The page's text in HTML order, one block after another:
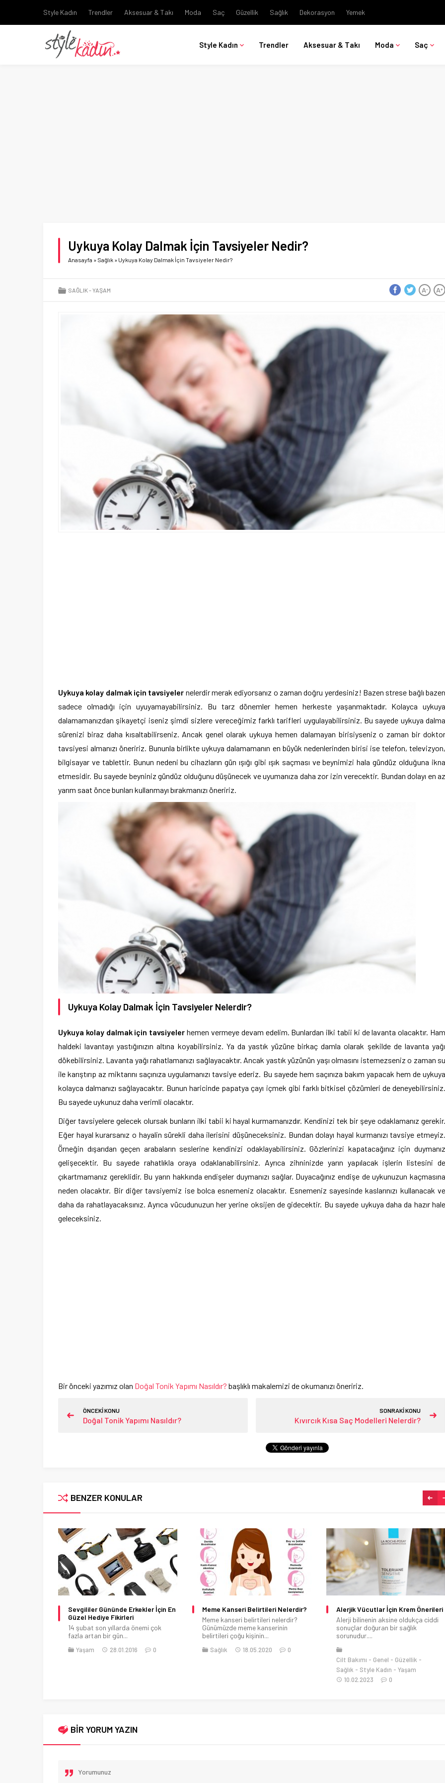
Style Kadın Trendler Aksesuar & Takı Moda Saç Güzellik Sağlık Dekorasyon Yemek
Style Kadın Trendler Aksesuar & Takı Moda Saç
Uykuya Kolay Dalmak İçin Tavsiyeler Nedir?
Anasayfa » Sağlık » Uykuya Kolay Dalmak İçin Tavsiyeler Nedir?
SAĞLIK YAŞAM A+
A-
Uykuya kolay dalmak için tavsiyeler nelerdir merak ediyorsanız o zaman doğru yerdesiniz! Bazen strese bağlı bazen
sadece olmadığı için uyuyamayabilirsiniz. Bu tarz dönemler hemen herkeste yaşanmaktadır. Kolayca uykuya
dalamamanızdan şikayetçi iseniz şimdi sizlere vereceğimiz farklı tarifleri uygulayabilirsiniz. Bu sayede uykuya dalma
sürenizi biraz daha kısaltabilirseniz. Ancak genel olarak uykuya hemen dalamayan birisiyseniz o zaman bir doktor
tavsiyesi almanızı öneririz. Bununla birlikte uykuya dalamamanın en büyük nedenlerinden birisi ise telefon, televizyon,
bilgisayar ve tablettir. Bunun nedeni bu cihazların gün ışığı gibi ışık saçması ve beynimizi hala gündüz olduğuna ikna
etmesidir. Bu sayede beyniniz gündüz olduğunu düşünecek ve uyumanıza daha zor izin verecektir. Bundan dolayı en az
yarım saat önce bunları kullanmayı bırakmanızı öneririz.
Uykuya Kolay Dalmak İçin Tavsiyeler Nelerdir?
Uykuya kolay dalmak için tavsiyelerhemen vermeye devam edelim. Bunlardan ilki tabii ki de lavanta olacaktır. Ham
haldeki lavantayı yastığınızın altına koyabilirsiniz. Ya da yastık yüzüne birkaç damla olarak şekilde de lavanta yağı
dökebilirsiniz. Lavanta yağı rahatlamanızı sağlayacaktır. Ancak yastık yüzünün yaşı olmasını istemezseniz o zaman su
ile karıştırıp az miktarını saçınıza uygulamanızı tavsiye ederiz. Bu sayede hem saçınıza bakım yapacak hem de uykuya
kolayca dalmanızı sağlayacaktır. Bunun haricinde papatya çayı içmek gibi farklı bitkisel çözümleri de deneyebilirsiniz.
Bu sayede uykunuz daha verimli olacaktır.
Diğer tavsiyelere gelecek olursak bunların ilki tabii ki hayal kurmamanızdır. Kendinizi tek bir şeye odaklamanız gerekir.
Eğer hayal kurarsanız o hayalin sürekli daha ilerisini düşüneceksiniz. Bundan dolayı hayal kurmanızı tavsiye etmeyiz.
Örneğin dışarıdan geçen arabaların seslerine kendinizi odaklayabilirsiniz. Gözlerinizi kapatacağınız için duymanız
gelişecektir. Bu sayede rahatlıkla oraya odaklanabilirsiniz. Ayrıca zihninizde yarın yapılacak işlerin listesini de
çıkartmamanız gereklidir. Bu yarın hakkında endişeler duymanızı sağlar. Duyacağınız endişe de uykunuzun kaçmasına
neden olacaktır. Bir diğer tavsiyemiz ise bolca esnemeniz olacaktır. Esnemeniz sayesinde kaslarınızı kullanacak ve
daha da rahatlayacaksınız. Ayrıca vücudunuzun her yerine oksijen de gidecektir. Bu sayede uykuya daha da hazır hale
geleceksiniz.
Bir önceki yazımız olan Doğal Tonik Yapımı Nasıldır? başlıklı makalemizi de okumanızı öneririz.
ÖNCEKİ KONU
Doğal Tonik Yapımı Nasıldır?
SONRAKİ KONU
Kıvırcık Kısa Saç Modelleri Nelerdir?
BENZER KONULAR
Sevgililer Gününde Erkekler İçin En
Güzel Hediye Fikirleri
14 şubat son yıllarda önemi çok
fazla artan bir gün...
Yaşam 28.01.2016 0
Meme Kanseri Belirtileri Nelerdir?
Meme kanseri belirtileri nelerdir?
Günümüzde meme kanserinin
belirtileri çoğu kişinin...
Sağlık 18.05.2020 0
Alerjik Vücutlar İçin Krem Önerileri
Alerji bilinenin aksine oldukça ciddi
sonuçlar doğuran bir sağlık
sorunudur....
Cilt Bakımı Genel
Güzellik
Sağlık
Style Kadın
Yaşam
10.02.2023
0
BİR YORUM YAZIN